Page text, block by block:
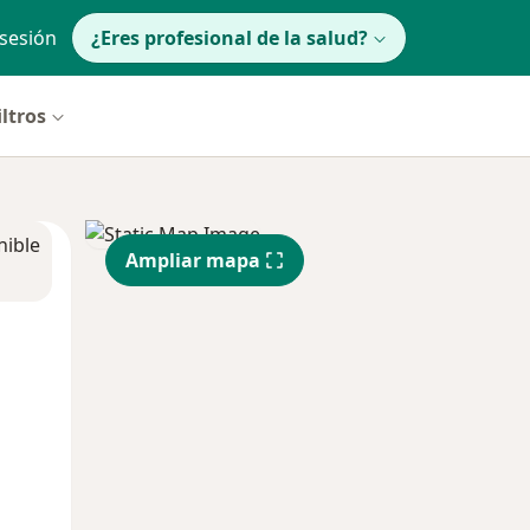
¿Eres profesional de la salud?
Ampliar mapa